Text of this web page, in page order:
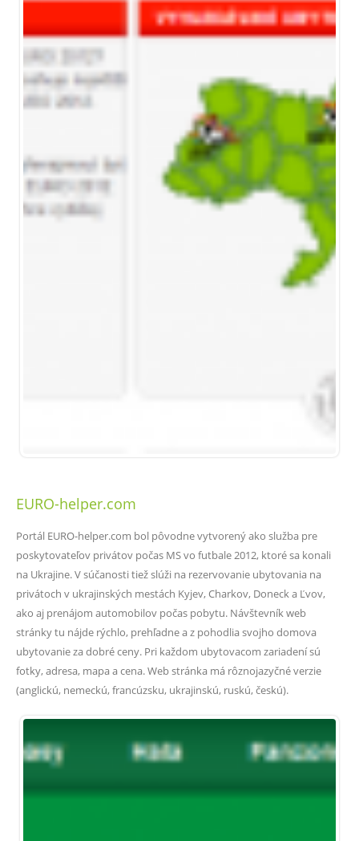
EURO-helper.com
Portál EURO-helper.com bol pôvodne vytvorený ako služba pre
poskytovateľov privátov počas MS vo futbale 2012, ktoré sa konali
na Ukrajine. V súčanosti tiež slúži na rezervovanie ubytovania na
privátoch v ukrajinských mestách Kyjev, Charkov, Doneck a Ľvov,
ako aj prenájom automobilov počas pobytu. Návštevník web
stránky tu nájde rýchlo, prehľadne a z pohodlia svojho domova
ubytovanie za dobré ceny. Pri každom ubytovacom zariadení sú
fotky, adresa, mapa a cena. Web stránka má rôznojazyčné verzie
(anglickú, nemeckú, francúzsku, ukrajinskú, ruskú, českú).